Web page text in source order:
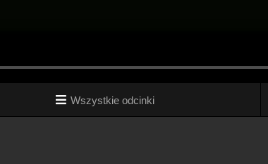
Wszystkie odcinki